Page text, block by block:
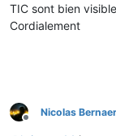
TIC sont bien
Cordialement
Offline
Nicolas